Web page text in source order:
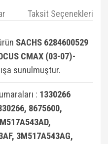
Taksit Seçenekleri
SACHS 6284600529
CMAX (03-07)-
sunulmuştur.
: 1330266
8675600,
3M517A543AG,